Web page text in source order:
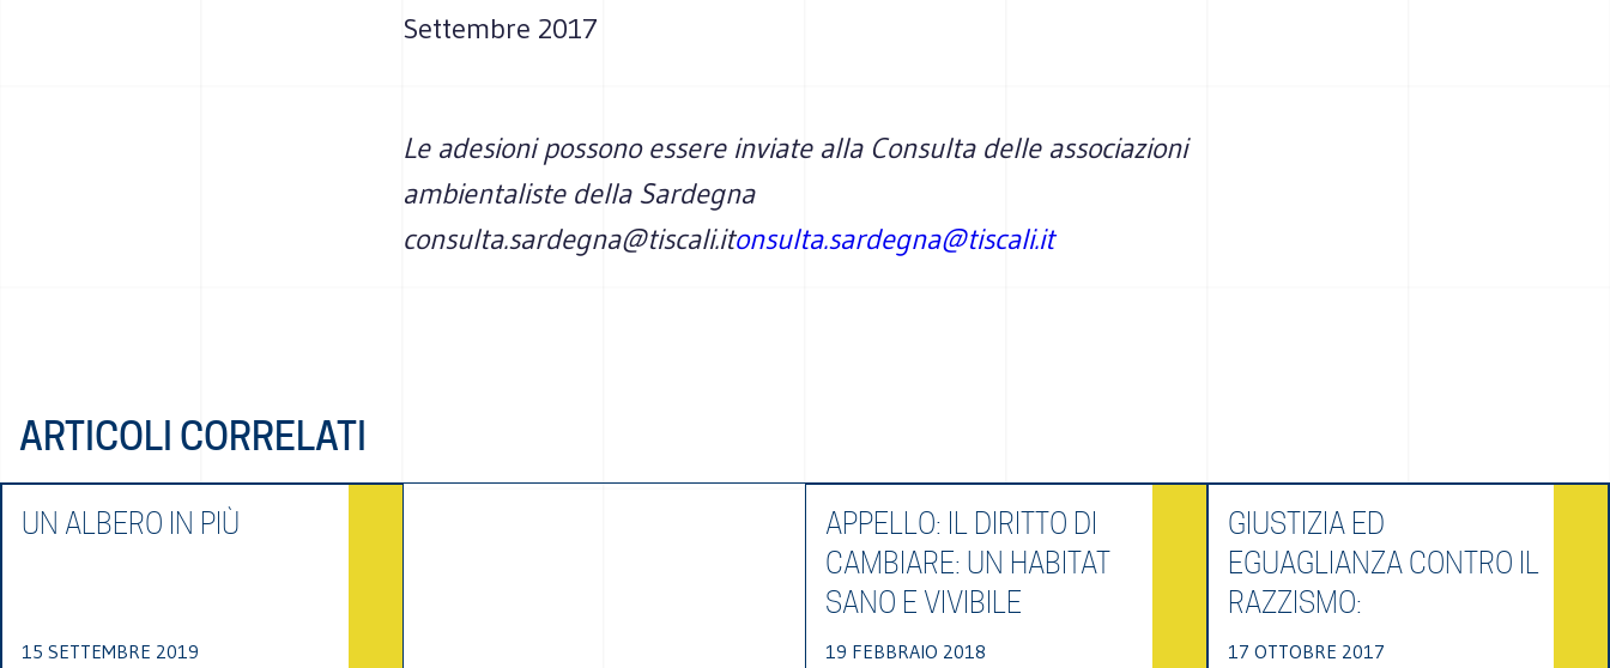
Settembre 2017
Le adesioni possono essere inviate alla Consulta delle associazioni
ambientaliste della Sardegna
consulta.sardegna@tiscali.itonsulta.sardegna@tiscali.it
ARTICOLI CORRELATI
UN ALBERO IN PIÙ
15 SETTEMBRE 2019
APPELLO: IL DIRITTO DI
CAMBIARE: UN HABITAT
SANO E VIVIBILE
19 FEBBRAIO 2018
GIUSTIZIA ED
EGUAGLIANZA CONTRO IL
RAZZISMO:
17 OTTOBRE 2017